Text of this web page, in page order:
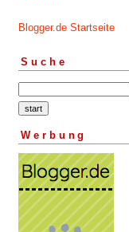
Blogger.de Startseite
Suche
Werbung